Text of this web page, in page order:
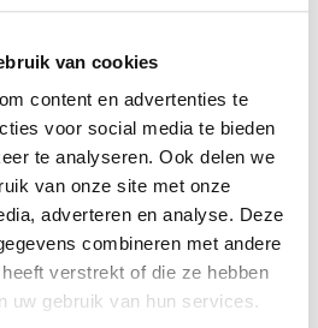
van cookies
content en advertenties te
voor social media te bieden
te analyseren. Ook delen we
van onze site met onze
adverteren en analyse. Deze
combineren met andere
verstrekt of die ze hebben
uw gebruik van hun services.